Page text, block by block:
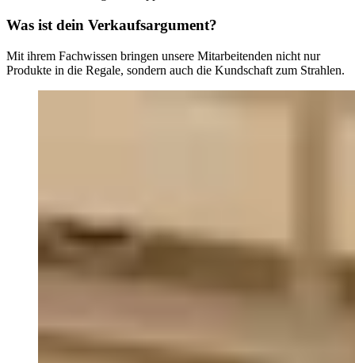
Was ist dein Verkaufsargument?
Mit ihrem Fachwissen bringen unsere Mitarbeitenden nicht nur
Produkte in die Regale, sondern auch die Kundschaft zum Strahlen.